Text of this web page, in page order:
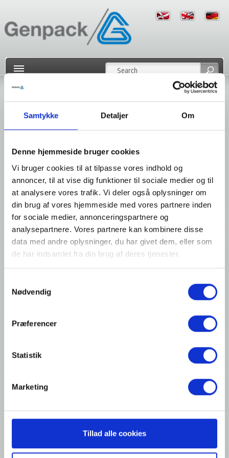
Samtykke Detaljer Om
Denne hjemmeside bruger cookies
Vi bruger cookies til at tilpasse vores indhold og
annoncer, til at vise dig funktioner til sociale medier og til
at analysere vores trafik. Vi deler også oplysninger om
din brug af vores hjemmeside med vores partnere inden
for sociale medier, annonceringspartnere og
analysepartnere. Vores partnere kan kombinere disse
data med andre oplysninger, du har givet dem, eller som
de har indsamlet fra din brug af deres tjenester.
Nødvendig
Præferencer
Statistik
Marketing
Tillad alle cookies
Turbopack
Turbopack is a mobile shrinking column, using gas to heat and
shrink foil on the big items, making them safely covered.